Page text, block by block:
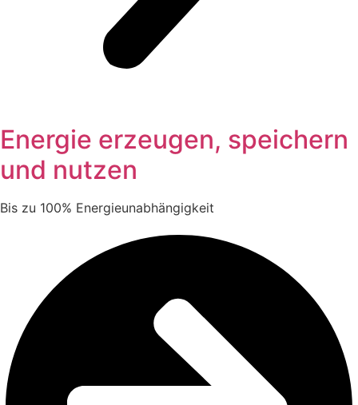
Energie erzeugen, speichern
und nutzen
Bis zu 100% Energieunabhängigkeit